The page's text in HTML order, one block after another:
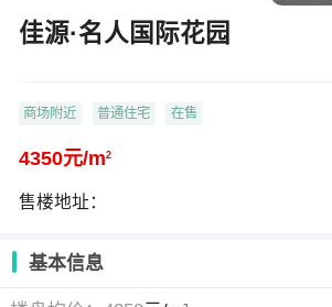
佳源·名人国际花园
商场附近 普通住宅 在售
4350元/m2
售楼地址：
基本信息